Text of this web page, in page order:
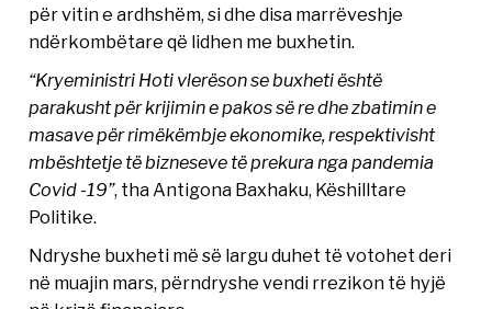
për vitin e ardhshëm, si dhe disa marrëveshje
ndërkombëtare që lidhen me buxhetin.
“Kryeministri Hoti vlerëson se buxheti është
parakusht për krijimin e pakos së re dhe zbatimin e
masave për rimëkëmbje ekonomike, respektivisht
mbështetje të bizneseve të prekura nga pandemia
Covid -19”, tha Antigona Baxhaku, Këshilltare
Politike.
Ndryshe buxheti më së largu duhet të votohet deri
në muajin mars, përndryshe vendi rrezikon të hyjë